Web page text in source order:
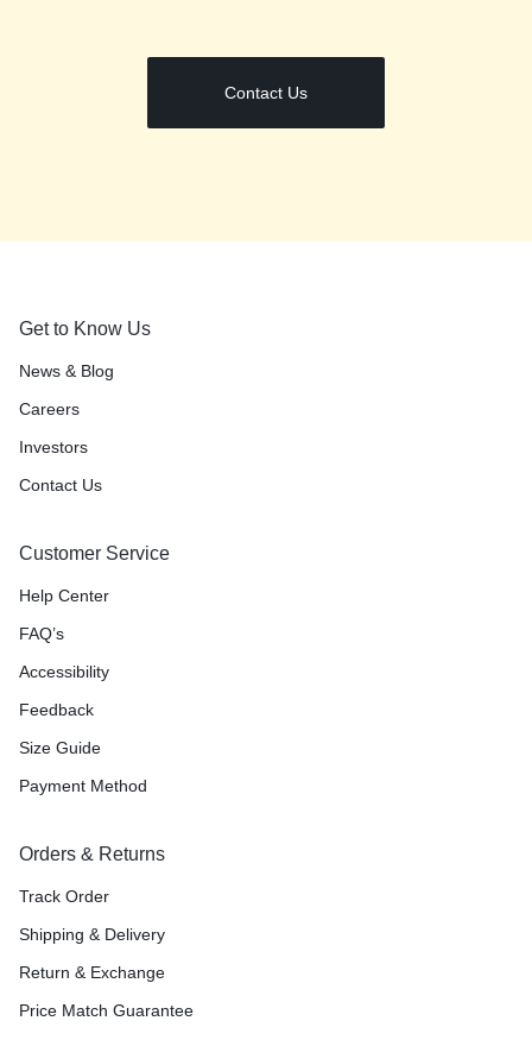
Contact Us
Get to Know Us
News & Blog
Careers
Investors
Contact Us
Customer Service
Help Center
FAQ’s
Accessibility
Feedback
Size Guide
Payment Method
Orders & Returns
Track Order
Shipping & Delivery
Return & Exchange
Price Match Guarantee